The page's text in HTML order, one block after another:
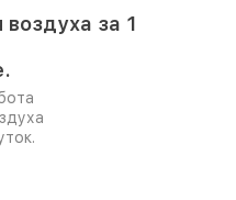
за 1